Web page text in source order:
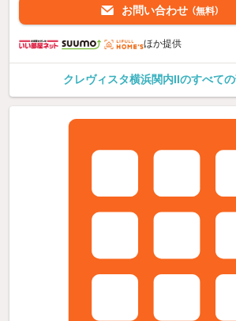
お問い合わせ （無料）
ほか提供
クレヴィスタ横浜関内IIのすべて